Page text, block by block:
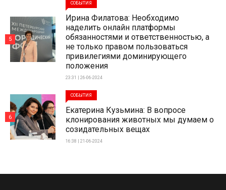
СОБЫТИЯ
Ирина Филатова: Необходимо
наделить онлайн платформы
обязанностями и ответственностью, а
не только правом пользоваться
привилегиями доминирующего
положения
23:31 | 26-06-2024
5
СОБЫТИЯ
Екатерина Кузьмина: В вопросе
клонирования животных мы думаем о
созидательных вещах
16:38 | 21-06-2024
6